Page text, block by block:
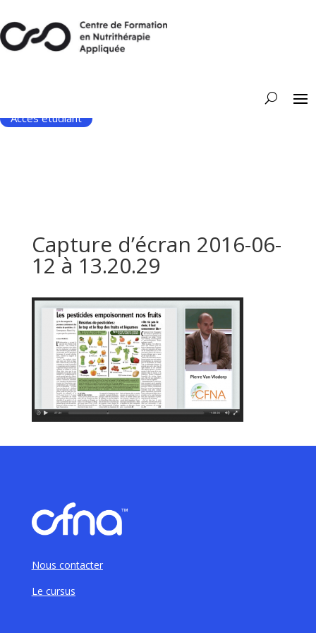
Accès étudiant
Capture d’écran 2016-06-
12 à 13.20.29
Nous contacter
Le cursus